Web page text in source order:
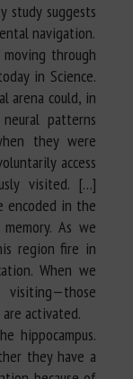
study suggests
navigation.
through
in Science.
arena could, in
patterns
they were
access
visited. […]
encoded in the
As we
region fire in
When we
activated.
hippocampus.
they have a